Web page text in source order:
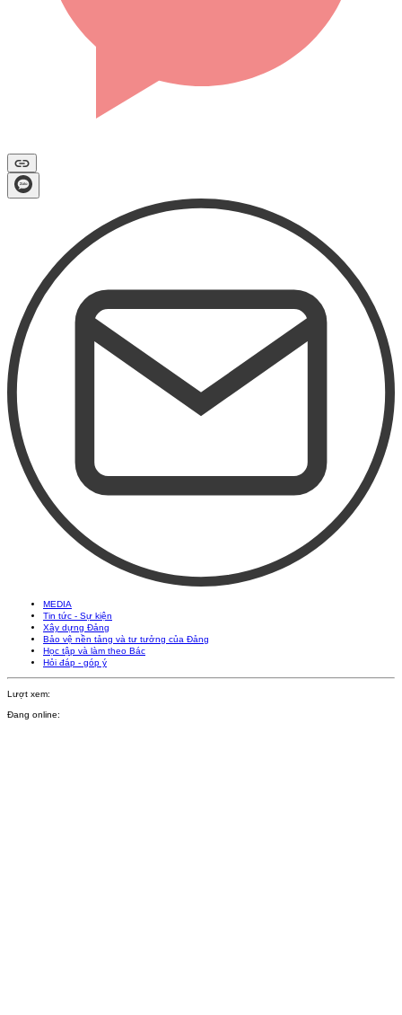
MEDIA
Tin tức - Sự kiện
Xây dựng Đảng
Bảo vệ nền tảng và tư tưởng của Đảng
Học tập và làm theo Bác
Hỏi đáp - góp ý
Lượt xem:
Đang online: